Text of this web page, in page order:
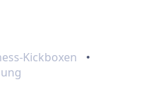
Kickboxen